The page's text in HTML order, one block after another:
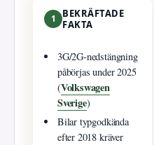
1
BEKRÄFTADE
FAKTA
3G/2G-nedstängning
påbörjas under 2025
(Volkswagen
Sverige)
Bilar typgodkända
efter 2018 kräver